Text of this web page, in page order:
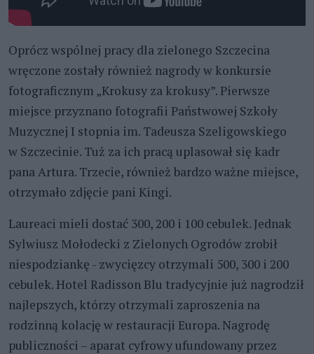
Oprócz wspólnej pracy dla zielonego Szczecina
wręczone zostały również nagrody w konkursie
fotograficznym „Krokusy za krokusy”. Pierwsze
miejsce przyznano fotografii Państwowej Szkoły
Muzycznej I stopnia im. Tadeusza Szeligowskiego
w Szczecinie. Tuż za ich pracą uplasował się kadr
pana Artura. Trzecie, również bardzo ważne miejsce,
otrzymało zdjęcie pani Kingi.
Laureaci mieli dostać 300, 200 i 100 cebulek. Jednak
Sylwiusz Mołodecki z Zielonych Ogrodów zrobił
niespodziankę - zwycięzcy otrzymali 500, 300 i 200
cebulek. Hotel Radisson Blu tradycyjnie już nagrodził
najlepszych, którzy otrzymali zaproszenia na
rodzinną kolację w restauracji Europa. Nagrodę
publiczności – aparat cyfrowy ufundowany przez